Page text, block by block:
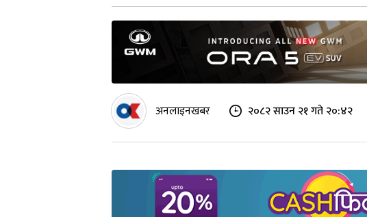
अनलाइनखबर २०८२ साउन २१ गते २०:४२